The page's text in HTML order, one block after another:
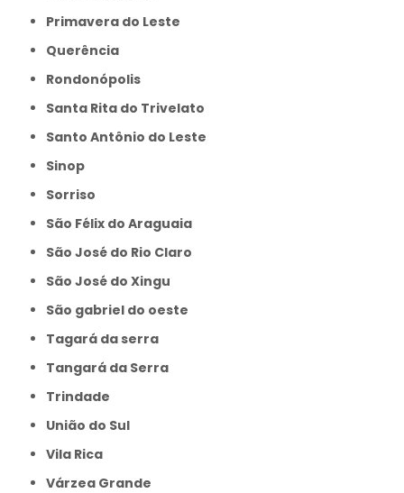
Primavera do Leste
Querência
Rondonópolis
Santa Rita do Trivelato
Santo Antônio do Leste
Sinop
Sorriso
São Félix do Araguaia
São José do Rio Claro
São José do Xingu
São gabriel do oeste
Tagará da serra
Tangará da Serra
Trindade
União do Sul
Vila Rica
Várzea Grande